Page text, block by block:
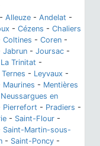
- Alleuze - Andelat -
- Cézens - Chaliers
Coltines - Coren -
Jabrun - Joursac -
La Trinitat -
Ternes - Leyvaux -
Maurines - Mentières
Neussargues en
Pierrefort - Pradiers -
- Saint-Flour -
Saint-Martin-sous-
- Saint-Poncy -